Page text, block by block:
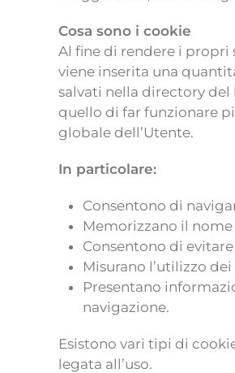
Cosa sono i cookie
Al fine di rendere i propri
viene inserita una
salvati nella directory del
quello di far funzionare
globale dell’Utente.
In particolare:
Consentono di
Memorizzano il
Consentono di
Misurano l’utilizzo
Presentano
navigazione.
Esistono vari tipi di
legata all’uso.